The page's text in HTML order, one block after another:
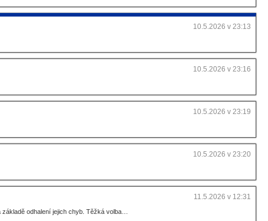
10.5.2026 v 23:13
10.5.2026 v 23:16
10.5.2026 v 23:19
10.5.2026 v 23:20
11.5.2026 v 12:31
odhalení jejich chyb. Těžká volba…